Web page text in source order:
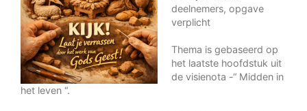
deelnemers, opgave
verplicht
Thema is gebaseerd op
het laatste hoofdstuk uit
de visienota -“ Midden in
het leven “.